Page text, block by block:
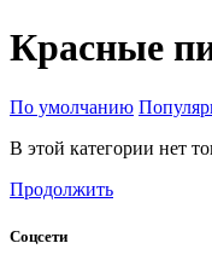
Красные
По умолчанию
В этой категории нет
Продолжить
Соцсети